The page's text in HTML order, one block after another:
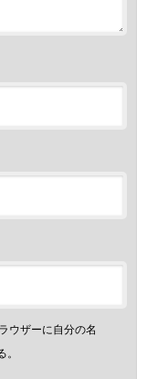
ウザーに自分の名